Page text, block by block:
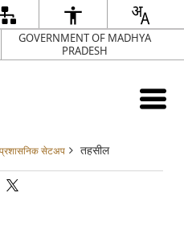
GOVERNMENT OF MADHYA
PRADESH
प्रशासनिक सेटअप तहसील